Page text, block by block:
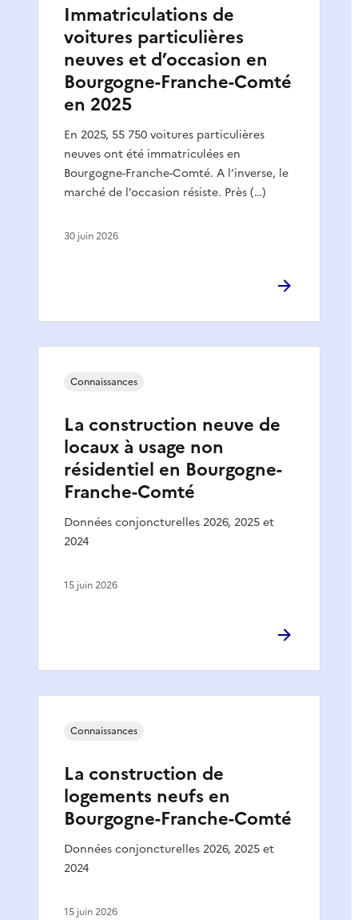
Immatriculations de
voitures particulières
neuves et d’occasion en
Bourgogne-Franche-Comté
en 2025
En 2025, 55 750 voitures particulières
neuves ont été immatriculées en
Bourgogne-Franche-Comté. A l’inverse, le
marché de l’occasion résiste. Près (…)
30 juin 2026
La construction neuve de
locaux à usage non
résidentiel en Bourgogne-
Franche-Comté
Données conjoncturelles 2026, 2025 et
2024
Connaissances
15 juin 2026
La construction de
logements neufs en
Bourgogne-Franche-Comté
Données conjoncturelles 2026, 2025 et
2024
Connaissances
15 juin 2026